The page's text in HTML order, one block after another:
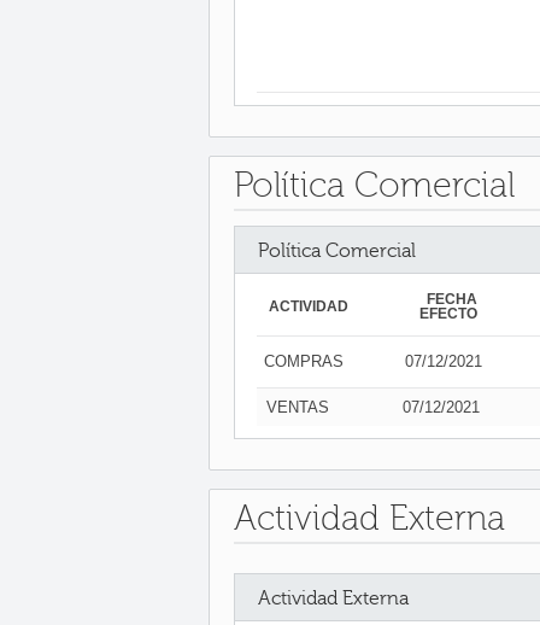
Política Comercial
Política Comercial
ACTIVIDAD
FECHA
EFECTO
COMPRAS 07/12/2021
VENTAS 07/12/2021
Actividad Externa
Actividad Externa